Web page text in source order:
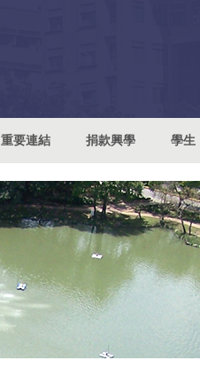
重要連結 捐款興學 學生